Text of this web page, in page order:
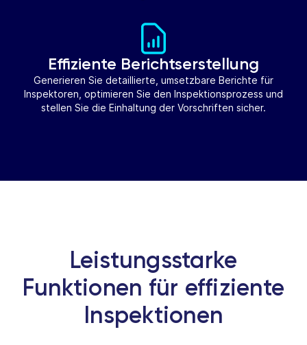
Effiziente Berichtserstellung
Generieren Sie detaillierte, umsetzbare Berichte für
Inspektoren, optimieren Sie den Inspektionsprozess und
stellen Sie die Einhaltung der Vorschriften sicher.
Leistungsstarke
Funktionen für effiziente
Inspektionen